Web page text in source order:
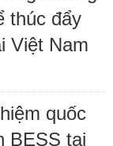
thúc đẩy
Việt Nam
quốc
BESS tại